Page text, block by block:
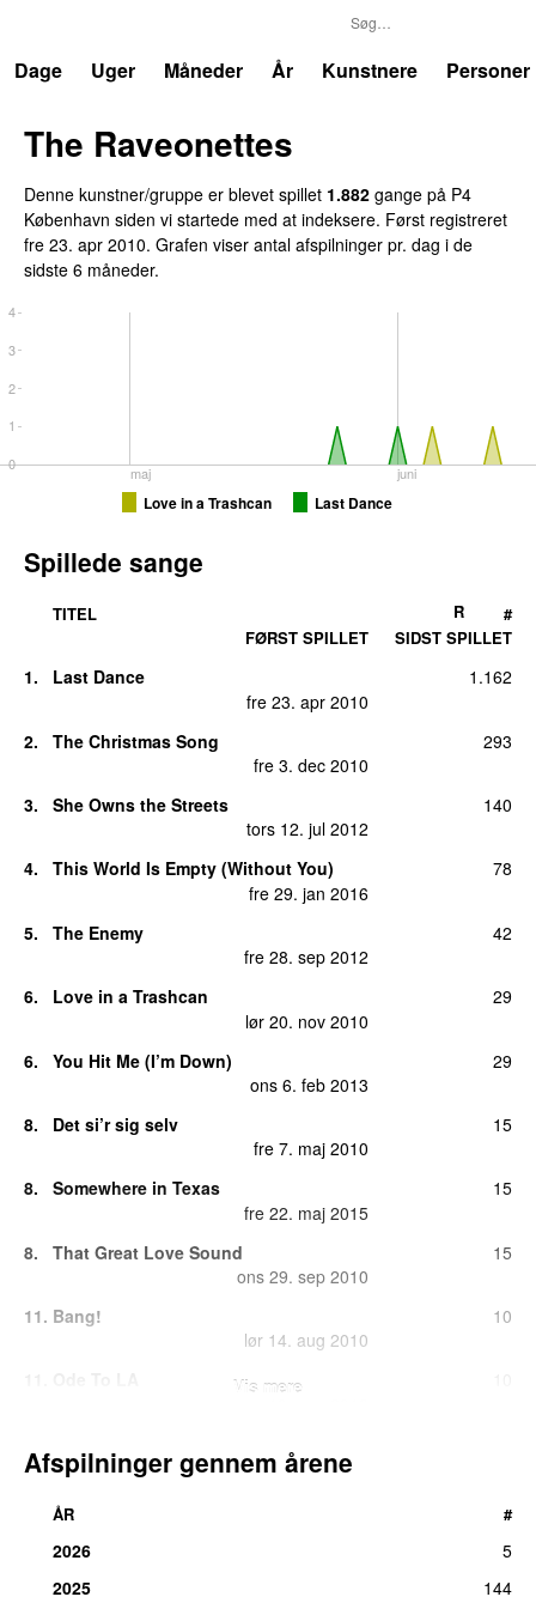
Dage
Uger Måneder År Kunstnere Personer
The Raveonettes
Denne kunstner/gruppe er blevet spillet 1.882 gange på P4
København siden vi startede med at indeksere. Først registreret
fre 23. apr 2010. Grafen viser antal afspilninger pr. dag i de
sidste 6 måneder.
maj juni
0
1
2
3
4
Love in a Trashcan Last Dance
Spillede sange
TITEL
FØRST SPILLET
SIDST SPILLET
R #
1.
Last Dance
fre 23. apr 2010
1.162
2.
The Christmas Song
fre 3. dec 2010
293
3.
She Owns the Streets
tors 12. jul 2012
140
4.
This World Is Empty (Without You)
fre 29. jan 2016
78
5.
The Enemy
fre 28. sep 2012
42
6.
Love in a Trashcan
lør 20. nov 2010
29
6.
You Hit Me (I’m Down)
ons 6. feb 2013
29
8.
Det si’r sig selv
fre 7. maj 2010
15
8.
Somewhere in Texas
fre 22. maj 2015
15
8.
That Great Love Sound
ons 29. sep 2010
15
11. Bang!
lør 14. aug 2010
10
ons 27. jul 2016
Snowstorm
5
Vis mere
Afspilninger gennem årene
ÅR #
2026
5
2025
144